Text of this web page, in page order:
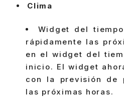
Clima
Widget del
rápidamente las
en el widget del
inicio. El widget
con la previsión de
las próximas horas.